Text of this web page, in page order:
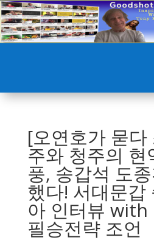
[오연호가 묻
주와 청주의 현
풍, 송갑석 도
했다! 서대문갑
아 인터뷰 with
필승전략 조언